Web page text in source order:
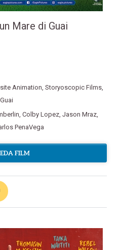
Mare di Guai
Animation, Storyoscopic Films,
, Colby Lopez, Jason Mraz,
PenaVega
FILM